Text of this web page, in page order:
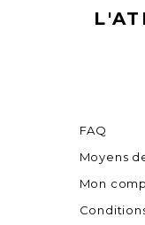
FAQ
Moyens
Mon